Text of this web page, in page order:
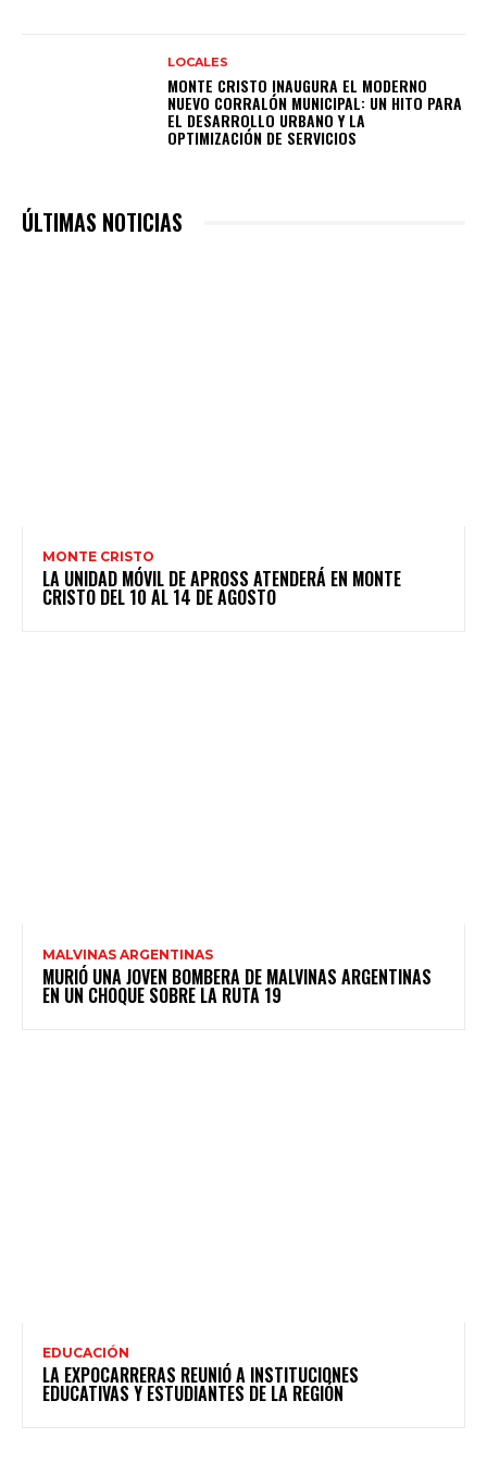
LOCALES
MONTE CRISTO INAUGURA EL MODERNO
NUEVO CORRALÓN MUNICIPAL: UN HITO PARA
EL DESARROLLO URBANO Y LA
OPTIMIZACIÓN DE SERVICIOS
ÚLTIMAS NOTICIAS
MONTE CRISTO
LA UNIDAD MÓVIL DE APROSS ATENDERÁ EN MONTE
CRISTO DEL 10 AL 14 DE AGOSTO
MALVINAS ARGENTINAS
MURIÓ UNA JOVEN BOMBERA DE MALVINAS ARGENTINAS
EN UN CHOQUE SOBRE LA RUTA 19
EDUCACIÓN
LA EXPOCARRERAS REUNIÓ A INSTITUCIONES
EDUCATIVAS Y ESTUDIANTES DE LA REGIÓN